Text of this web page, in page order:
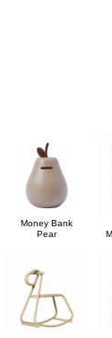
Money Bank
Pear